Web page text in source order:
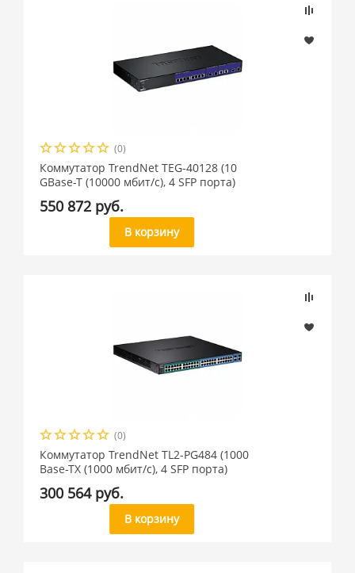
(0)
Коммутатор TrendNet TEG-40128 (10
GBase-T (10000 мбит/с), 4 SFP порта)
550 872 руб.
В корзину
(0)
Коммутатор TrendNet TL2-PG484 (1000
Base-TX (1000 мбит/с), 4 SFP порта)
300 564 руб.
В корзину